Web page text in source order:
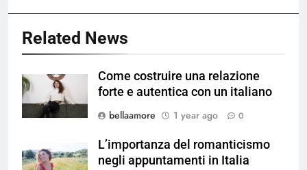
Related News
Come costruire una relazione
forte e autentica con un italiano
bellaamore
1 year ago 0
L’importanza del romanticismo
negli appuntamenti in Italia